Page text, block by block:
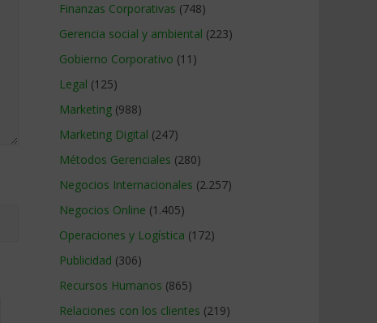
Finanzas Corporativas (748)
Gerencia social y ambiental (223)
Gobierno Corporativo (11)
Legal (125)
Marketing (988)
Marketing Digital (247)
Métodos Gerenciales (280)
Negocios Internacionales (2.257)
Negocios Online (1.405)
Operaciones y Logística (172)
Publicidad (306)
Recursos Humanos (865)
Relaciones con los clientes (219)